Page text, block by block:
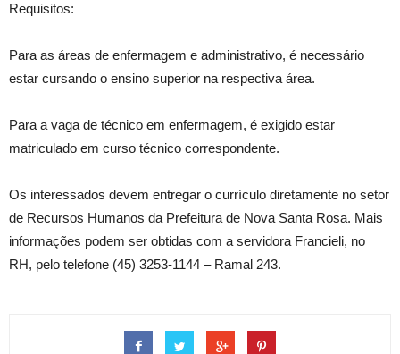
Requisitos:
Para as áreas de enfermagem e administrativo, é necessário
estar cursando o ensino superior na respectiva área.
Para a vaga de técnico em enfermagem, é exigido estar
matriculado em curso técnico correspondente.
Os interessados devem entregar o currículo diretamente no setor
de Recursos Humanos da Prefeitura de Nova Santa Rosa. Mais
informações podem ser obtidas com a servidora Francieli, no
RH, pelo telefone (45) 3253-1144 – Ramal 243.